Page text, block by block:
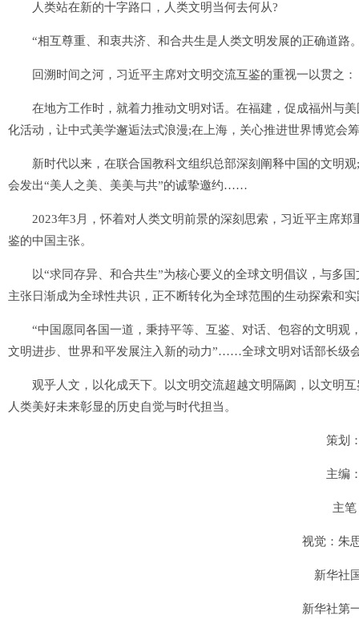
人类站在新的十字路口，人类文明当何去何从?
“相互尊重、和衷共济、和合共生是人类文明发展的正确道路
回溯时间之河，习近平主席对文明交流互鉴的重视一以贯之：
在地方工作时，就着力推动文明对话。在福建，促成福州与美
化活动，让中式美学邂逅法式浪漫;在上海，关心推进世界博览
新时代以来，在联合国教科文组织总部深刻阐释中国的文明观
会发出“美人之美、美美与共”的诚挚邀约……
2023年3月，怀着对人类文明前景的深刻思索，习近平主席郑
鉴的中国主张。
以“求同存异、和合共生”为核心要义的全球文明倡议，与多国
主张日渐成为全球性共识，正不断转化为全球范围的生动探索和
“中国愿同各国一道，秉持平等、互鉴、对话、包容的文明观
文明进步、世界和平发展注入新的动力”……全球文明对话部长级
观乎人文，以化成天下。以文明交流超越文明隔阂，以文明
人类美好未来彰显的历史自觉与时代担当。
策划：
主编：
主笔
视觉：朱思
新华社国
新华社第一